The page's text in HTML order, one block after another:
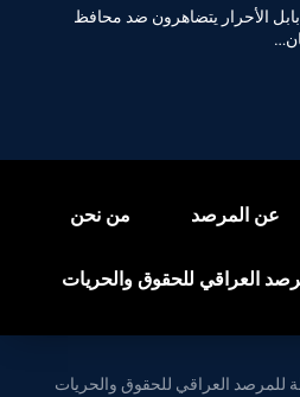
بابل الأحرار يتضاهرون ضد محافظ
عن المرصد من نحن
العراقي للحقوق والحريات
للمرصد العراقي للحقوق والحريات